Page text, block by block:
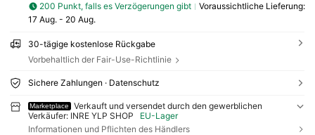
200 Punkt, falls es Verzögerungen gibt
Voraussichtliche Lieferung:
17 Aug. - 20 Aug.
30-tägige kostenlose Rückgabe
Vorbehaltlich der Fair-Use-Richtlinie
Sichere Zahlungen · Datenschutz
Marketplace
Verkauft und versendet durch den gewerblichen
Verkäufer: INRE YLP SHOP
EU-Lager
Informationen und Pflichten des Händlers